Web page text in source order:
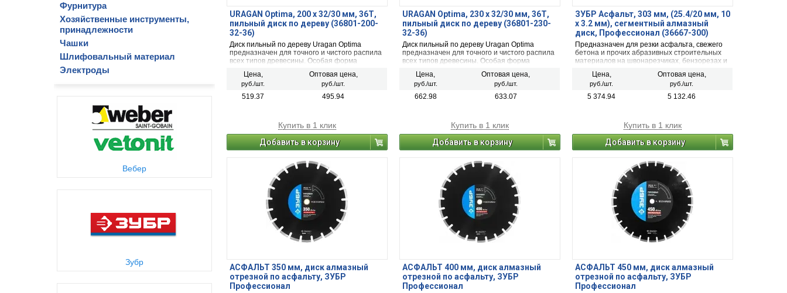
Фурнитура
Хозяйственные инструменты,
принадлежности
Чашки
Шлифовальный материал
Электроды
Вебер
Зубр
URAGAN Optima, 200 х 32/30 мм, 36Т,
пильный диск по дереву (36801-200-
32-36)
Диск пильный по дереву Uragan Optima
предназначен для точного и чистого распила
всех типов древесины. Особая форма
наклона верхней плоскости специально
разработана для эффективного и
производительного пиления фанеры,
Цена,
руб./шт.
Оптовая цена,
руб./шт.
519.37 495.94
Купить в 1 клик
Добавить в корзину
URAGAN Optima, 230 х 32/30 мм, 36Т,
пильный диск по дереву (36801-230-
32-36)
Диск пильный по дереву Uragan Optima
предназначен для точного и чистого распила
всех типов древесины. Особая форма
наклона верхней плоскости специально
разработана для эффективного и
производительного пиления фанеры,
Цена,
руб./шт.
Оптовая цена,
руб./шт.
662.98 633.07
Купить в 1 клик
Добавить в корзину
ЗУБР Асфальт, 303 мм, (25.4/20 мм, 10
х 3.2 мм), сегментный алмазный
диск, Профессионал (36667-300)
Предназначен для резки асфальта, свежего
бетона и прочих абразивных строительных
материалов на швонарезчиках, бензорезах и
охлаждения.
Цена,
руб./шт.
Оптовая цена,
руб./шт.
5 374.94 5 132.46
Купить в 1 клик
Добавить в корзину
АСФАЛЬТ 350 мм, диск алмазный
отрезной по асфальту, ЗУБР
Профессионал
АСФАЛЬТ 400 мм, диск алмазный
отрезной по асфальту, ЗУБР
Профессионал
АСФАЛЬТ 450 мм, диск алмазный
отрезной по асфальту, ЗУБР
Профессионал